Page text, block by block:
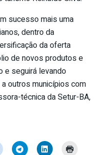
sucesso mais uma
dentro da
da oferta
de novos produtos e
e seguirá levando
outros municípios com
técnica da Setur-BA,